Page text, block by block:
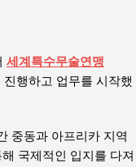
세계특수무술연맹
행하고 업무를 시작했
중동과 아프리카 지역
국제적인 입지를 다져